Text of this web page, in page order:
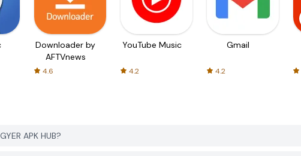
Downloader by
AFTVnews
4.6
YouTube Music
4.2
Gmail
4.2
APK HUB?